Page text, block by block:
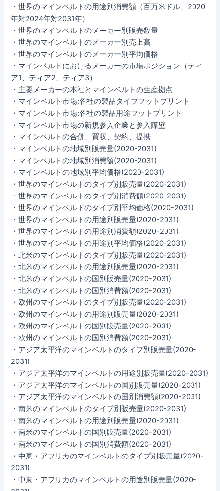
・世界のマインベルトの用途別消費額（百万米ドル、2020
年対2024年対2031年）
・世界のマインベルトのメーカー別販売数量
・世界のマインベルトのメーカー別売上高
・世界のマインベルトのメーカー別平均価格
・マインベルトにおけるメーカーの市場ポジション（ティ
ア1、ティア2、ティア3）
・主要メーカーの本社とマインベルトの生産拠点
・マインベルト市場:各社の製品タイプフットプリント
・マインベルト市場:各社の製品用途フットプリント
・マインベルト市場の新規参入企業と参入障壁
・マインベルトの合併、買収、契約、提携
・マインベルトの地域別販売量(2020-2031)
・マインベルトの地域別消費額(2020-2031)
・マインベルトの地域別平均価格(2020-2031)
・世界のマインベルトのタイプ別販売量(2020-2031)
・世界のマインベルトのタイプ別消費額(2020-2031)
・世界のマインベルトのタイプ別平均価格(2020-2031)
・世界のマインベルトの用途別販売量(2020-2031)
・世界のマインベルトの用途別消費額(2020-2031)
・世界のマインベルトの用途別平均価格(2020-2031)
・北米のマインベルトのタイプ別販売量(2020-2031)
・北米のマインベルトの用途別販売量(2020-2031)
・北米のマインベルトの国別販売量(2020-2031)
・北米のマインベルトの国別消費額(2020-2031)
・欧州のマインベルトのタイプ別販売量(2020-2031)
・欧州のマインベルトの用途別販売量(2020-2031)
・欧州のマインベルトの国別販売量(2020-2031)
・欧州のマインベルトの国別消費額(2020-2031)
・アジア太平洋のマインベルトのタイプ別販売量(2020-
2031)
・アジア太平洋のマインベルトの用途別販売量(2020-2031)
・アジア太平洋のマインベルトの国別販売量(2020-2031)
・アジア太平洋のマインベルトの国別消費額(2020-2031)
・南米のマインベルトのタイプ別販売量(2020-2031)
・南米のマインベルトの用途別販売量(2020-2031)
・南米のマインベルトの国別販売量(2020-2031)
・南米のマインベルトの国別消費額(2020-2031)
・中東・アフリカのマインベルトのタイプ別販売量(2020-
2031)
・中東・アフリカのマインベルトの用途別販売量(2020-